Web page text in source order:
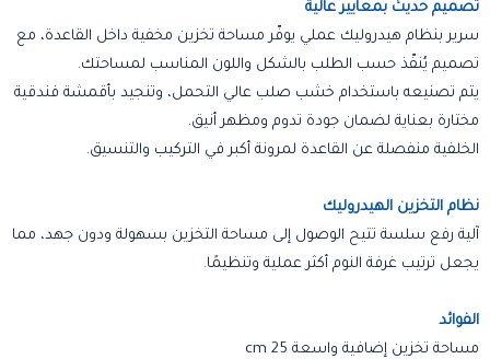
تصميم حديث بمعايير عالية
سرير بنظام هيدروليك عملي يوفّر مساحة تخزين مخفية داخل القاعدة، مع
تصميم يُنفّذ حسب الطلب بالشكل واللون المناسب لمساحتك.
يتم تصنيعه باستخدام خشب صلب عالي التحمل، وتنجيد بأقمشة فندقية
مختارة بعناية لضمان جودة تدوم ومظهر أنيق.
الخلفية منفصلة عن القاعدة لمرونة أكبر في التركيب والتنسيق.
نظام التخزين الهيدروليك
آلية رفع سلسة تتيح الوصول إلى مساحة التخزين بسهولة ودون جهد، مما
يجعل ترتيب غرفة النوم أكثر عملية وتنظيمًا.
الفوائد
مساحة تخزين إضافية واسعة 25 cm